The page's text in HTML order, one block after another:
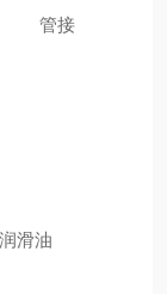
管接
滑油